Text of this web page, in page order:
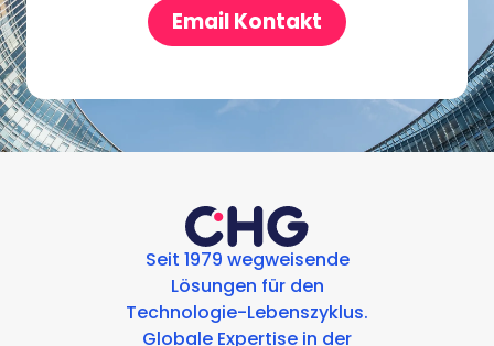
Email Kontakt
Seit 1979 wegweisende
Lösungen für den
Technologie-Lebenszyklus.
Globale Expertise in der